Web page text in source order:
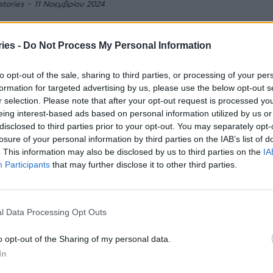
- Do Not Process My Personal Information
opt-out of the sale, sharing to third parties, or processing of your
for targeted advertising by us, please use the below opt-out
selection. Please note that after your opt-out request is processed
interest-based ads based on personal information utilized by us
to third parties prior to your opt-out. You may separately
of your personal information by third parties on the IAB’s list of
This information may also be disclosed by us to third parties on the
Participants that may further disclose it to other third parties.
Data Processing Opt Outs
opt-out of the Sharing of my personal data.
- 11 Νοεμβρίου 2024
θεραπεία για τον καρκίνο του προστάτη με
δωρεάν σε ενδεδειγμένοςυ ογκολογικούς ασθενείς.
«Μεταξά»: Εγκαινιάστηκε ο
όροφος παρουσία Γεωργιάδη
4 Σεπτεμβρίου 2024
της ανακαινισμένης πτέρυγας του 6ου ορόφου
Νοσοκομείο «Μεταξά», η οποία και
να δοθεί προς χρήση στα μέσα του Σεπτέμβρη...
του μπασκετμπολίστα Γιώργου
στο νοσοκομείο Μεταξά
του μπασκετμπολίστα Γιώργου Μπόγρη προς το
νοσοκομείο Μεταξά, σε συνεργασία με την